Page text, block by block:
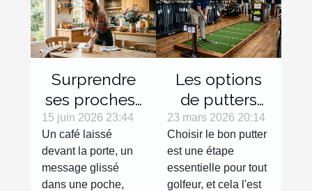
Surprendre
ses proches :
micro-
surprises du
quotidien
15 juin 2026 23:44
Un café laissé
devant la porte, un
message glissé
dans une poche,
Les options
de putters
pour
gauchers :
Avantages et
sélection
23 mars 2026 20:14
Choisir le bon putter
est une étape
essentielle pour tout
golfeur, et cela l'est